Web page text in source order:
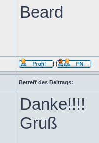
Beard
Betreff des Beitrags:
Danke!!!!
Gruß